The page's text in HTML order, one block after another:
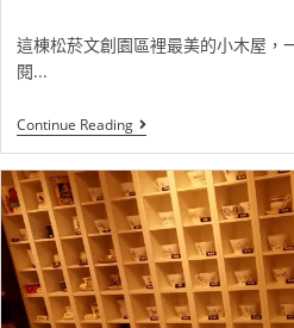
這棟松菸文創園區裡最美的小木屋，
閱...
Continue Reading